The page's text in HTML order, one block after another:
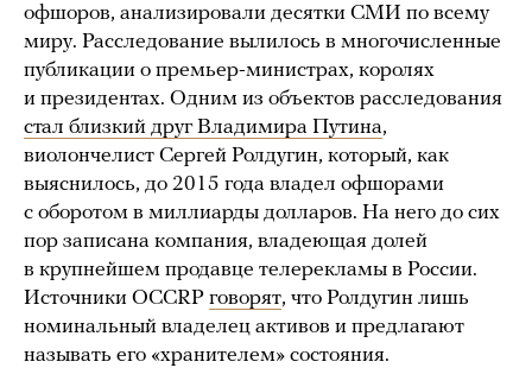
офшоров, анализировали десятки СМИ по всему
миру. Расследование вылилось в многочисленные
публикации о премьер-министрах, королях
и президентах. Одним из объектов расследования
стал близкий друг Владимира Путина,
виолончелист Сергей Ролдугин, который, как
выяснилось, до 2015 года владел офшорами
с оборотом в миллиарды долларов. На него до сих
пор записана компания, владеющая долей
в крупнейшем продавце телерекламы в России.
Источники OCCRP говорят, что Ролдугин лишь
номинальный владелец активов и предлагают
называть его «хранителем» состояния.